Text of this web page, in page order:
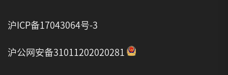
沪ICP备17043064号-3
沪公网安备31011202020281